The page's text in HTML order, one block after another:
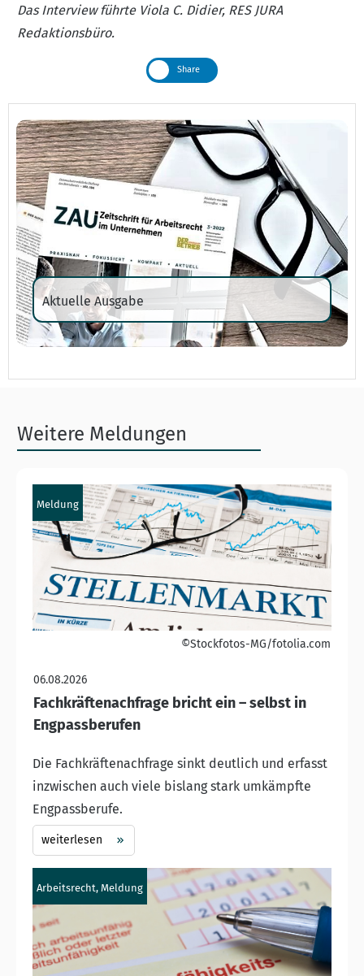
Das Interview führte Viola C. Didier, RES JURA
Redaktionsbüro.
Share
Aktuelle Ausgabe
Weitere Meldungen
Meldung
©Stockfotos-MG/fotolia.com
06.08.2026
Fachkräftenachfrage bricht ein – selbst in
Engpassberufen
Die Fachkräftenachfrage sinkt deutlich und erfasst
inzwischen auch viele bislang stark umkämpfte
Engpassberufe.
weiterlesen
Arbeitsrecht, Meldung